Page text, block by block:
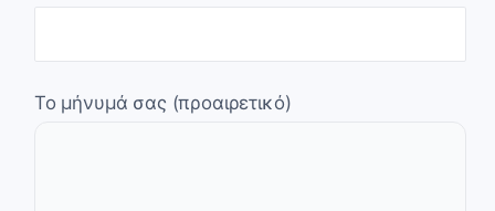
Το μήνυμά σας (προαιρετικό)